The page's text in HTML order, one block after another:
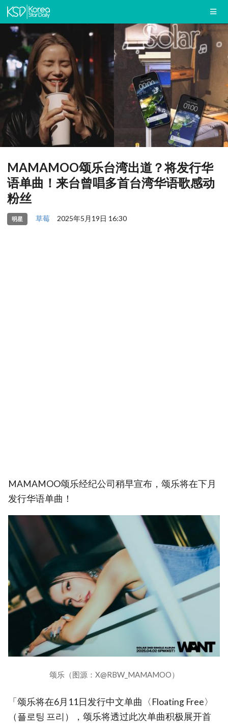
MAMAMOO颂乐台湾出道？将发行华
语单曲！来台曾唱多首台湾华语歌感动
粉丝
明星 草莓 2025年5月19日 16:30
MAMAMOO颂乐经纪公司稍早宣布，颂乐将在下月
发行华语单曲！
颂乐（图源：X@RBW_MAMAMOO）
「颂乐将在6月11日发行中文单曲〈Floating Free〉
（플로팅 프리），颂乐将透过此次单曲积极展开首